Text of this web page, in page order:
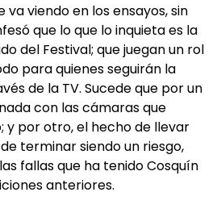
viendo en los ensayos, sin
que lo que lo inquieta es la
del Festival; que juegan un rol
para quienes seguirán la
de la TV. Sucede que por un
con las cámaras que
y por otro, el hecho de llevar
terminar siendo un riesgo,
fallas que ha tenido Cosquín
anteriores.